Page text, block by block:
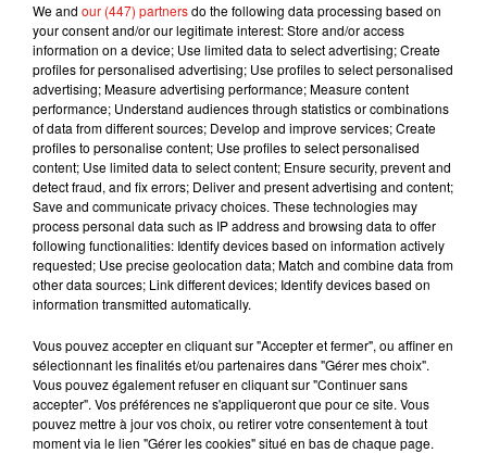
réorienter réellement la police vers la lutte contre les
trafics », poursuit Caroline Janvier. Le rapport ne tranche
toutefois pas certaines questions : quel prix fixer pour
concurrencer les trafiquants ? Dans quels lieux permettre
l'usage ? Faut-il créer des boutiques interdites aux mineurs ?
Les députés préconisent un débat national à l'Assemblée,
une convention citoyenne comme pour le climat voire un
référendum. Leurs suggestions ont toutefoispeu de chances
d’aboutir.Emmanuel Macron a exclu ces derniers jours tout
changement législatif et réclamé plutôt « un grand débat
national sur la consommation de drogues et ses effets
délétères. »
(Avec AFP)
We and our (447) partnersdo the following data processing based on
your consent and/or our legitimate interest: Store and/or access
information on a device; Use limited data to select advertising; Create
profiles for personalised advertising; Use profiles to select personalised
advertising; Measure advertising performance; Measure content
performance; Understand audiences through statistics or combinations
of data from different sources; Develop and improve services; Create
profiles to personalise content; Use profiles to select personalised
content; Use limited data to select content; Ensure security, prevent and
detect fraud, and fix errors; Deliver and present advertising and content;
Save and communicate privacy choices. These technologies may
process personal data such as IP address and browsing data to offer
following functionalities: Identify devices based on information actively
requested; Use precise geolocation data; Match and combine data from
other data sources; Link different devices; Identify devices based on
information transmitted automatically.
Vous pouvez accepter en cliquant sur "Accepter et fermer", ou affiner en
sélectionnant les finalités et/ou partenaires dans "Gérer mes choix".
Vous pouvez également refuser en cliquant sur "Continuer sans
accepter". Vos préférences ne s'appliqueront que pour ce site. Vous
pouvez mettre à jour vos choix, ou retirer votre consentement à tout
moment via le lien "Gérer les cookies" situé en bas de chaque page.